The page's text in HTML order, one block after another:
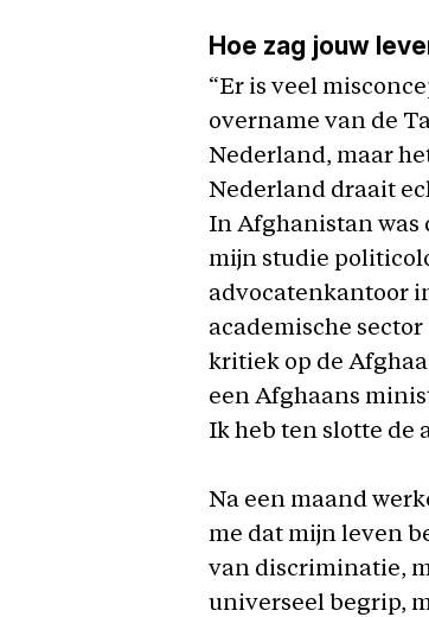
Hoe zag jouw
“Er is veel
overname van de
Nederland, maar
Nederland draait
In Afghanistan was
mijn studie
advocatenkantoor
academische
kritiek op de
een Afghaans
Ik heb ten slotte de
Na een maand
me dat mijn leven
van discriminatie,
universeel begrip,